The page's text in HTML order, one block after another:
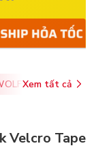
Xem tất cả
Velcro Tape